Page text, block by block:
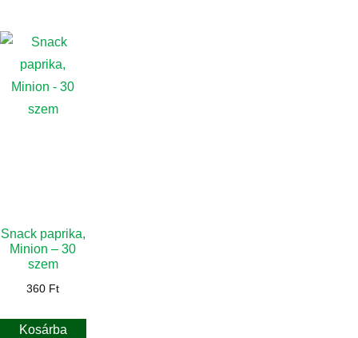
Snack paprika,
Minion – 30
szem
360 Ft
Kosárba